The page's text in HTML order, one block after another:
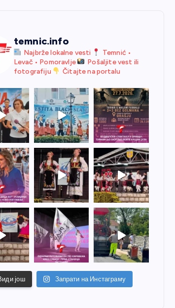
temnic.info
Najbrže lokalne vesti
Temnić •
Levač • Pomoravlje
Pošaljite vest ili
fotografiju
Čitajte na portalu
још Запрати на Инстаграму